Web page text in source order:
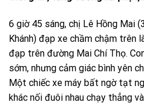
6 giờ 45 sáng, chị Lê Hồng Mai
Khánh) đạp xe chầm chậm trên
đạp trên đường Mai Chí Thọ.
sớm, nhưng cảm giác bình yên
Một chiếc xe máy bất ngờ tạt
khác nối đuôi nhau chạy thẳng